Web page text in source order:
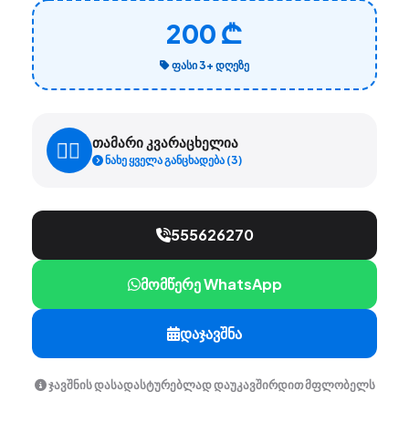
200 ₾
ᲤᲐᲡᲘ 3+ ᲓᲦᲔᲖᲔ
თამარი კვარაცხელია
ნახე ყველა განცხადება (3)
555626270
მომწერე WhatsApp
დაჯავშნა
ჯავშნის დასადასტურებლად დაუკავშირდით მფლობელს